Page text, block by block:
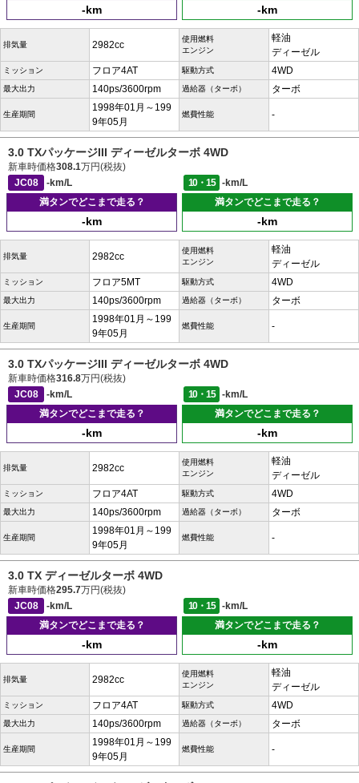
-km -km
排気量 2982cc
使用燃料
エンジン
軽油
ディーゼル
ミッション フロア4AT 駆動方式 4WD
最大出力 140ps/3600rpm 過給器（ターボ） ターボ
生産期間
1998年01月～199
9年05月
燃費性能 -
3.0 TXパッケージIII ディーゼルターボ 4WD
新車時価格308.1万円(税抜)
JC08
-km/L 10・15
-km/L
満タンでどこまで走る？
-km
満タンでどこまで走る？
-km
排気量 2982cc
使用燃料
エンジン
軽油
ディーゼル
ミッション フロア5MT 駆動方式 4WD
最大出力 140ps/3600rpm 過給器（ターボ） ターボ
生産期間
1998年01月～199
9年05月
燃費性能 -
3.0 TXパッケージIII ディーゼルターボ 4WD
新車時価格316.8万円(税抜)
JC08
-km/L 10・15
-km/L
満タンでどこまで走る？
-km
満タンでどこまで走る？
-km
排気量 2982cc
使用燃料
エンジン
軽油
ディーゼル
ミッション フロア4AT 駆動方式 4WD
最大出力 140ps/3600rpm 過給器（ターボ） ターボ
生産期間
1998年01月～199
9年05月
燃費性能 -
3.0 TX ディーゼルターボ 4WD
新車時価格295.7万円(税抜)
JC08
-km/L 10・15
-km/L
満タンでどこまで走る？
-km
満タンでどこまで走る？
-km
排気量 2982cc
使用燃料
エンジン
軽油
ディーゼル
ミッション フロア4AT 駆動方式 4WD
最大出力 140ps/3600rpm 過給器（ターボ） ターボ
生産期間
1998年01月～199
9年05月
燃費性能 -